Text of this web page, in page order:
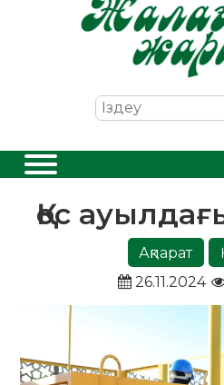
Қос
Ақпарат
26.11.2024